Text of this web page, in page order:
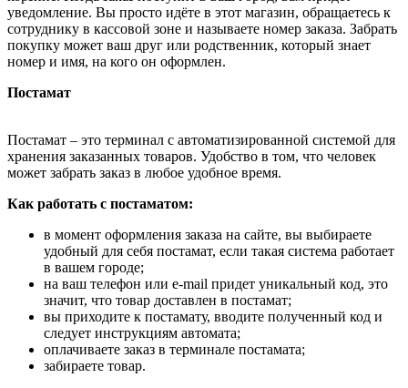
уведомление. Вы просто идёте в этот магазин, обращаетесь к
сотруднику в кассовой зоне и называете номер заказа. Забрать
покупку может ваш друг или родственник, который знает
номер и имя, на кого он оформлен.
Постамат
Постамат – это терминал с автоматизированной системой для
хранения заказанных товаров. Удобство в том, что человек
может забрать заказ в любое удобное время.
Как работать с постаматом:
в момент оформления заказа на сайте, вы выбираете
удобный для себя постамат, если такая система работает
в вашем городе;
на ваш телефон или e-mail придет уникальный код, это
значит, что товар доставлен в постамат;
вы приходите к постамату, вводите полученный код и
следует инструкциям автомата;
оплачиваете заказ в терминале постамата;
забираете товар.